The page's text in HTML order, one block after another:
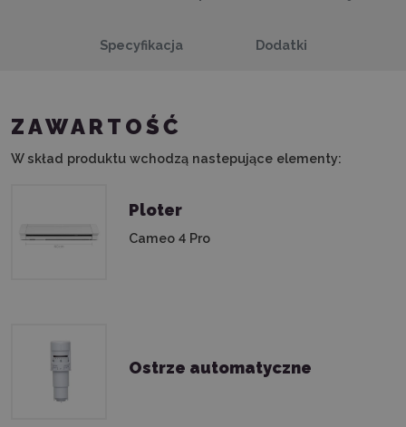
Specyfikacja Dodatki
ZAWARTOŚĆ
W skład produktu wchodzą nastepujące elementy:
Ploter
Cameo 4 Pro
Ostrze automatyczne